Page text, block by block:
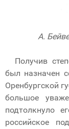
А.
Получив
был назначен
Оренбургской
большое
подтолкнуло
российское